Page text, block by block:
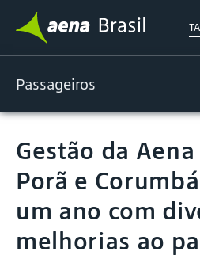
Passageiros
Gestão da
Porã e
um ano com
melhorias ao